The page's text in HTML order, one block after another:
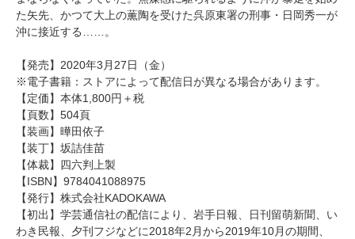
た矢先、かつて大上の薫陶を受けた呉原東署の刑事・日岡秀一が
沖に接近する……。
【発売】2020年3月27日（金）
※電子書籍：ストアによって配信日が異なる場合があります。
【定価】本体1,800円＋税
【頁数】504頁
【装画】曄田依子
【装丁】坂詰佳苗
【体裁】四六判上製
【ISBN】9784041088975
【発行】株式会社KADOKAWA
【初出】学芸通信社の配信により、岩手日報、日刊留萌新聞、い
わき民報、夕刊フジなどに2018年2月から2019年10月の期間、